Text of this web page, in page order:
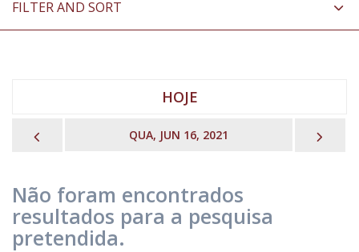
FILTER AND SORT
HOJE
QUA, JUN 16, 2021
Não foram encontrados
resultados para a pesquisa
pretendida.